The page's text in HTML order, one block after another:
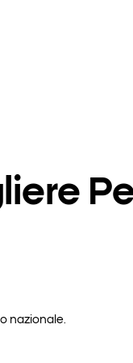
nazionale.